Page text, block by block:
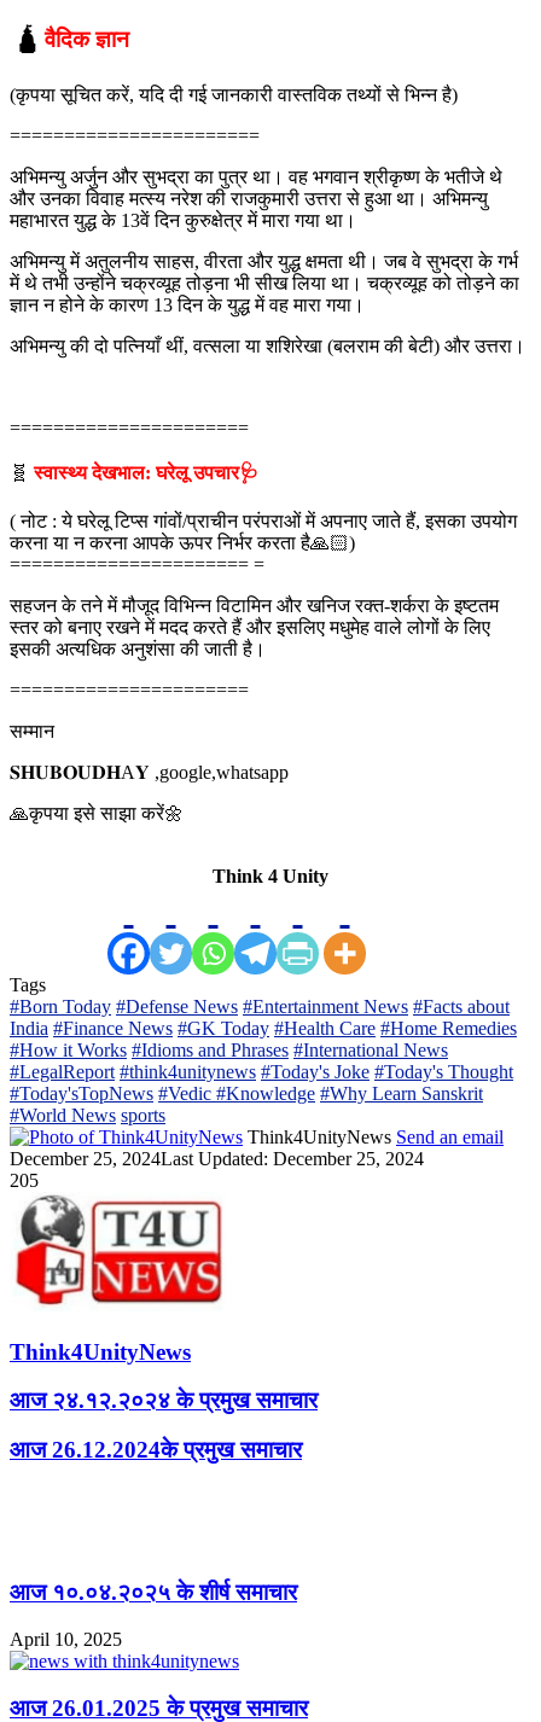
🛕वैदिक ज्ञान
(कृपया सूचित करें, यदि दी गई जानकारी वास्तविक तथ्यों से भिन्न है)
=======================
अभिमन्यु अर्जुन और सुभद्रा का पुत्र था। वह भगवान श्रीकृष्ण के भतीजे थे
और उनका विवाह मत्स्य नरेश की राजकुमारी उत्तरा से हुआ था। अभिमन्यु
महाभारत युद्ध के 13वें दिन कुरुक्षेत्र में मारा गया था।
अभिमन्यु में अतुलनीय साहस, वीरता और युद्ध क्षमता थी। जब वे सुभद्रा के गर्भ
में थे तभी उन्होंने चक्रव्यूह तोड़ना भी सीख लिया था। चक्रव्यूह को तोड़ने का
ज्ञान न होने के कारण 13 दिन के युद्ध में वह मारा गया।
अभिमन्यु की दो पत्नियाँ थीं, वत्सला या शशिरेखा (बलराम की बेटी) और उत्तरा।
======================
🧬स्वास्थ्य देखभाल: घरेलू उपचार🩺
( नोट : ये घरेलू टिप्स गांवों/प्राचीन परंपराओं में अपनाए जाते हैं, इसका उपयोग
करना या न करना आपके ऊपर निर्भर करता है🙏🏻)
====================== =
सहजन के तने में मौजूद विभिन्न विटामिन और खनिज रक्त-शर्करा के इष्टतम
स्तर को बनाए रखने में मदद करते हैं और इसलिए मधुमेह वाले लोगों के लिए
इसकी अत्यधिक अनुशंसा की जाती है।
======================
सम्मान
𝐒𝐇𝐔𝐁𝐎𝐔𝐃𝐇A𝐘 ,google,whatsapp
🙏कृपया इसे साझा करें🌼
Think 4 Unity
Tags
#Born Today #Defense News #Entertainment News #Facts about
India #Finance News #GK Today #Health Care #Home Remedies
#How it Works #Idioms and Phrases #International News
#LegalReport #think4unitynews #Today's Joke #Today's Thought
#Today'sTopNews #Vedic #Knowledge #Why Learn Sanskrit
#World News sports
Think4UnityNews Send an email
December 25, 2024Last Updated: December 25, 2024
205
Think4UnityNews
आज २४.१२.२०२४ के प्रमुख समाचार
आज 26.12.2024के प्रमुख समाचार
आज १०.०४.२०२५ के शीर्ष समाचार
April 10, 2025
आज 26.01.2025 के प्रमुख समाचार